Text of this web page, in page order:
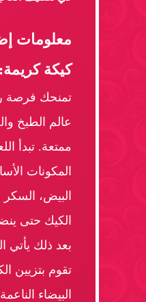
معلومات
كيكة كريمة:
تمنحك فرصة
عالم الطبخ
ممتعة. تبدأ
المكونات
البيض، السكر
الكيك حتى
بعد ذلك يأتي
تقوم بتزيين
البيضاء